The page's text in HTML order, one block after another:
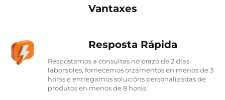
Vantaxes
Resposta Rápida
Respostamos a consultas no prazo de 2 días
laborables, fornecemos orzamentos en menos de 3
horas e entregamos solucións personalizadas de
produtos en menos de 8 horas.